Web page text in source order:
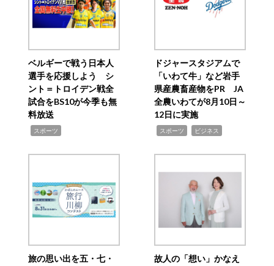
ベルギーで戦う日本人
選手を応援しよう シ
ント＝トロイデン戦全
試合をBS10が今季も無
料放送
スポーツ
ドジャースタジアムで
「いわて牛」など岩手
県産農畜産物をPR JA
全農いわてが8月10日～
12日に実施
スポーツ ビジネス
旅の思い出を五・七・ 故人の「想い」かなえ